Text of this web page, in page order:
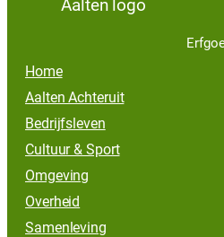
Home
Aalten Achteruit
Bedrijfsleven
Cultuur & Sport
Omgeving
Overheid
Samenleving